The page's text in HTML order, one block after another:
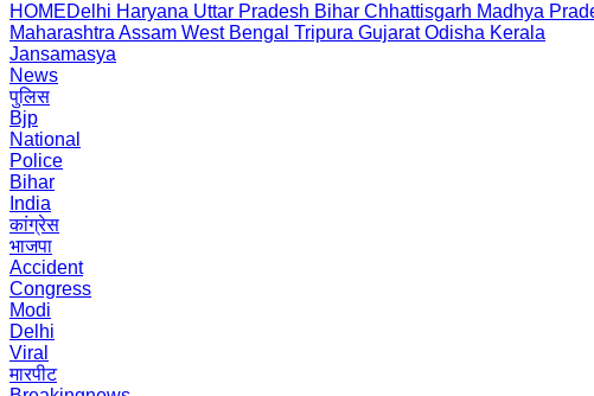
HOMEDelhi Haryana Uttar Pradesh Bihar Chhattisgarh Madhya
Maharashtra Assam West Bengal Tripura Gujarat Odisha Kerala
Jansamasya
News
पुलिस
Bjp
National
Police
Bihar
India
कांग्रेस
भाजपा
Accident
Congress
Modi
Delhi
Viral
मारपीट